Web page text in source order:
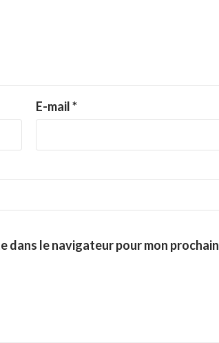
E-mail*
dans le navigateur pour mon prochain